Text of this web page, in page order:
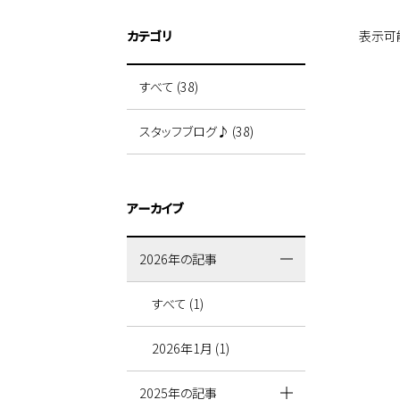
表示可
カテゴリ
すべて (38)
スタッフブログ♪ (38)
アーカイブ
2026年の記事
すべて (1)
2026年1月 (1)
2025年の記事